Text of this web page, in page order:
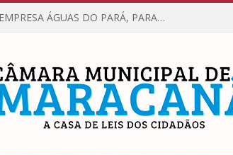
VEREADORES SE REUNÉM COM EMPRESA ÁGUAS DO PARÁ, PARA APRESENTAR REIVINDICAÇÕES E MELHORIAS NA QUALIDADE DOS SERVIÇOS OFERECIDOS Á POPULAÇÃO.